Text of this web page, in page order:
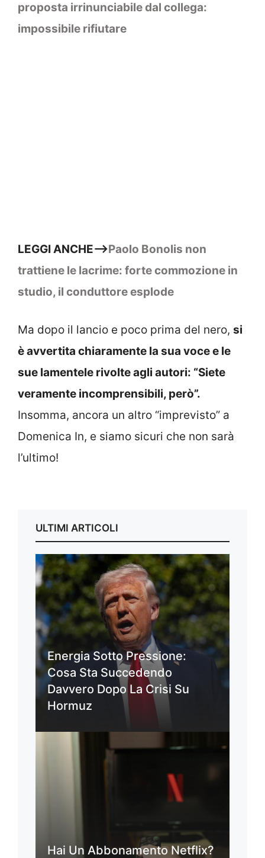
proposta irrinunciabile dal collega:
impossibile rifiutare
LEGGI ANCHE–>Paolo Bonolis non
trattiene le lacrime: forte commozione in
studio, il conduttore esplode
Ma dopo il lancio e poco prima del nero, si
è avvertita chiaramente la sua voce e le
sue lamentele rivolte agli autori: “Siete
veramente incomprensibili, però”.
Insomma, ancora un altro “imprevisto” a
Domenica In, e siamo sicuri che non sarà
l’ultimo!
ULTIMI ARTICOLI
Energia Sotto Pressione:
Cosa Sta Succedendo
Davvero Dopo La Crisi Su
Hormuz
Hai Un Abbonamento Netflix?